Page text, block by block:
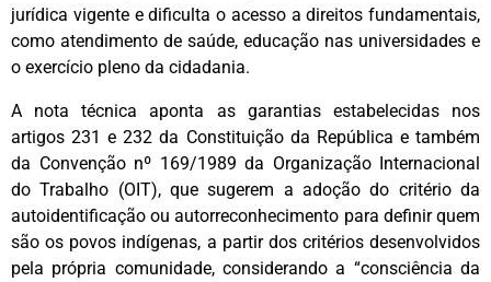
jurídica vigente e dificulta o acesso a direitos fundamentais,
como atendimento de saúde, educação nas universidades e
o exercício pleno da cidadania.
A nota técnica aponta as garantias estabelecidas nos
artigos 231 e 232 da Constituição da República e também
da Convenção nº 169/1989 da Organização Internacional
do Trabalho (OIT), que sugerem a adoção do critério da
autoidentificação ou autorreconhecimento para definir quem
são os povos indígenas, a partir dos critérios desenvolvidos
pela própria comunidade, considerando a “consciência da